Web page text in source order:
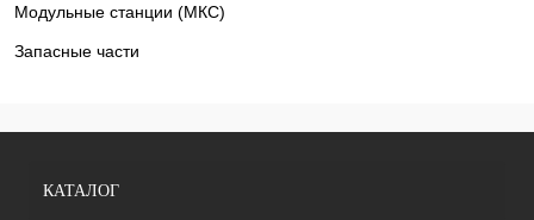
Модульные станции (МКС)
Запасные части
КАТАЛОГ